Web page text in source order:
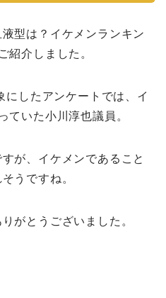
型は？イケメンランキン
紹介しました。
したアンケートでは、イ
ていた小川淳也議員。
が、イケメンであること
うですね。
がとうございました。